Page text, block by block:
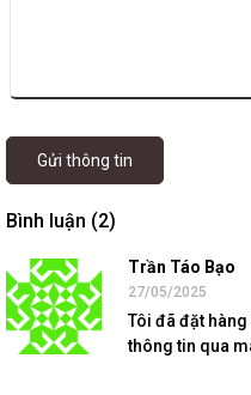
Gửi thông tin
Bình luận (2)
Trần Táo Bạo
27/05/2025
Tôi đã đặt
thông tin qua